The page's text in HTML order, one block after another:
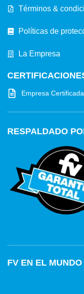
Términos &
Políticas de
La Empresa
Empresa Certificada
RESPALDADO
FV EN EL MUNDO